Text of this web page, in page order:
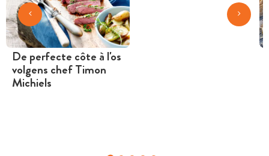
De perfecte côte à l'os
volgens chef Timon
Michiels